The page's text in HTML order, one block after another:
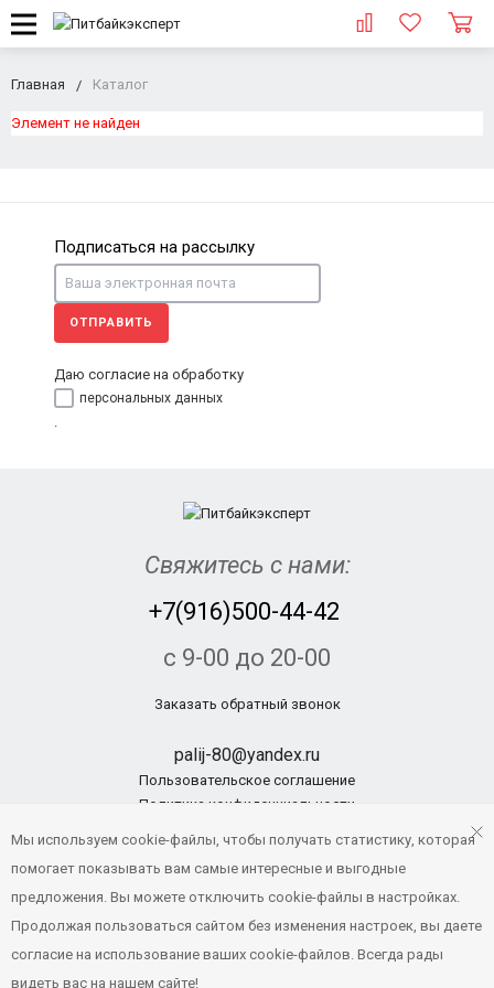
Главная Каталог
Элемент не найден
Подписаться на рассылку
ОТПРАВИТЬ
Даю согласие на обработку
персональных данных
Свяжитесь с нами:
+7(916)500-44-42
с 9-00 до 20-00
Заказать обратный звонок
palij-80@yandex.ru
Пользовательское соглашение
Политика конфиденциальности
Создание и продвижение сайтов
Напишите нам
Мы используем cookie-файлы, чтобы получать статистику, которая
помогает показывать вам самые интересные и выгодные
предложения. Вы можете отключить cookie-файлы в настройках.
Продолжая пользоваться сайтом без изменения настроек, вы даете
согласие на использование ваших cookie-файлов. Всегда рады
видеть вас на нашем сайте!